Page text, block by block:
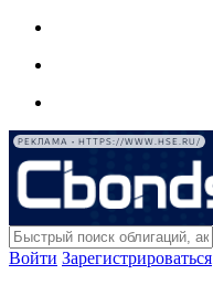
РЕКЛАМА • HTTPS://WWW.HSE.RU/
Войти Зарегистрироваться